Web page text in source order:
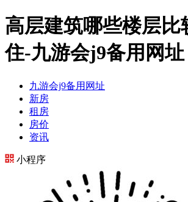
高层建筑哪些楼层比
住-九游会j9备用网址
九游会j9备用网址
新房
租房
房价
资讯
小程序